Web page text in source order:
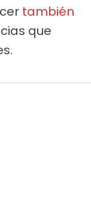
también
que